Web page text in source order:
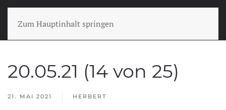
Zum Hauptinhalt springen
20.05.21 (14 von 25)
21. MAI 2021 HERBERT